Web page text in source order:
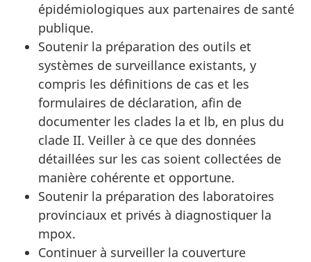
épidémiologiques aux partenaires de santé
publique.
Soutenir la préparation des outils et
systèmes de surveillance existants, y
compris les définitions de cas et les
formulaires de déclaration, afin de
documenter les clades la et lb, en plus du
clade II. Veiller à ce que des données
détaillées sur les cas soient collectées de
manière cohérente et opportune.
Soutenir la préparation des laboratoires
provinciaux et privés à diagnostiquer la
mpox.
Continuer à surveiller la couverture